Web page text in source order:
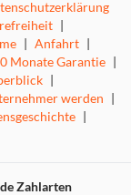
|
| Anfahrt |
Monate Garantie |
|
werden |
|
Zahlarten